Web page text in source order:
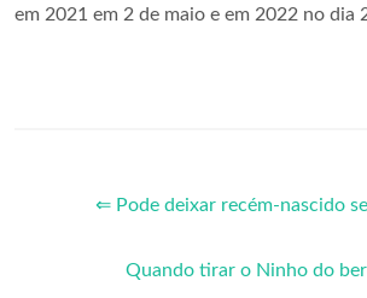
em 2021 em 2 de maio e em 2022 no dia
⇐ Pode deixar recém-nascido
Quando tirar o Ninho do